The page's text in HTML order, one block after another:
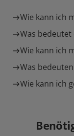
Wie kann ich
Was
Wie kann ich
Was
Wie kann ich